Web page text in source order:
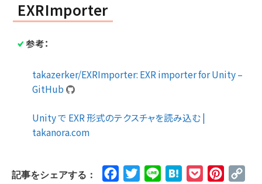
EXRImporter
参考：
takazerker/EXRImporter: EXR importer for Unity –
GitHub
Unity で EXR 形式のテクスチャを読み込む |
takanora.com
記事をシェアする： FacebookTwitterLine HatenaPocket